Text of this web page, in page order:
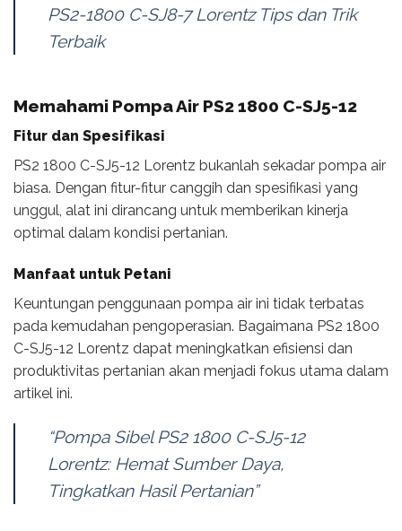
PS2-1800 C-SJ8-7 Lorentz Tips dan Trik
Terbaik
Memahami Pompa Air PS2 1800 C-SJ5-12
Fitur dan Spesifikasi
PS2 1800 C-SJ5-12 Lorentz bukanlah sekadar pompa air
biasa. Dengan fitur-fitur canggih dan spesifikasi yang
unggul, alat ini dirancang untuk memberikan kinerja
optimal dalam kondisi pertanian.
Manfaat untuk Petani
Keuntungan penggunaan pompa air ini tidak terbatas
pada kemudahan pengoperasian. Bagaimana PS2 1800
C-SJ5-12 Lorentz dapat meningkatkan efisiensi dan
produktivitas pertanian akan menjadi fokus utama dalam
artikel ini.
“Pompa Sibel PS2 1800 C-SJ5-12
Lorentz: Hemat Sumber Daya,
Tingkatkan Hasil Pertanian”